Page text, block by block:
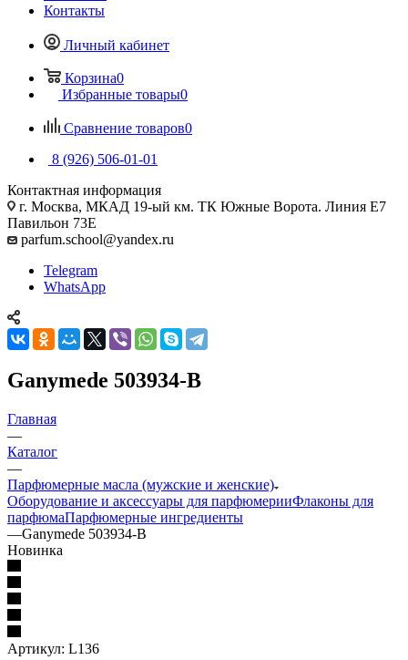
Контакты
Личный кабинет
Корзина0
Избранные товары0
Сравнение товаров0
8 (926) 506-01-01
Контактная информация
г. Москва, МКАД 19-ый км. ТК Южные Ворота. Линия Е7
Павильон 73Е
parfum.school@yandex.ru
Telegram
WhatsApp
Ganymede 503934-B
Главная
—
Каталог
—
Парфюмерные масла (мужские и женские)
Оборудование и аксессуары для парфюмерииФлаконы для
парфюмаПарфюмерные ингредиенты
—Ganymede 503934-B
Новинка
Артикул: L136